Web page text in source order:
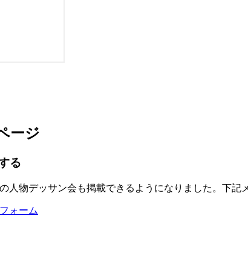
ージ
る
物デッサン会も掲載できるようになりました。下記
ォーム